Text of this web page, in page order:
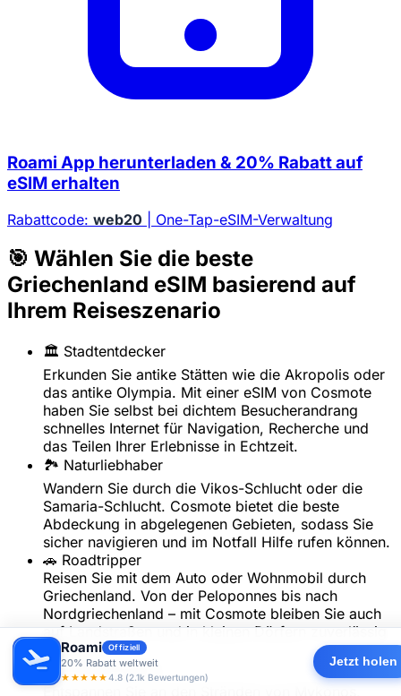
Roami App herunterladen & 20% Rabatt auf
eSIM erhalten
Rabattcode: web20 | One-Tap-eSIM-Verwaltung
🎯 Wählen Sie die beste
Griechenland eSIM basierend auf
Ihrem Reiseszenario
🏛️ Stadtentdecker
Erkunden Sie antike Stätten wie die Akropolis oder
das antike Olympia. Mit einer eSIM von Cosmote
haben Sie selbst bei dichtem Besucherandrang
schnelles Internet für Navigation, Recherche und
das Teilen Ihrer Erlebnisse in Echtzeit.
🏞️ Naturliebhaber
Wandern Sie durch die Vikos-Schlucht oder die
Samaria-Schlucht. Cosmote bietet die beste
Abdeckung in abgelegenen Gebieten, sodass Sie
sicher navigieren und im Notfall Hilfe rufen können.
🚗 Roadtripper
Reisen Sie mit dem Auto oder Wohnmobil durch
Griechenland. Von der Peloponnes bis nach
Nordgriechenland – mit Cosmote bleiben Sie auch
auf Landstraßen und in kleinen Dörfern zuverlässig
verbunden.
🏖️ Strandurlauber
Roami Offiziell
20% Rabatt weltweit
★★★★★4.8 (2.1k Bewertungen)
Jetzt holen